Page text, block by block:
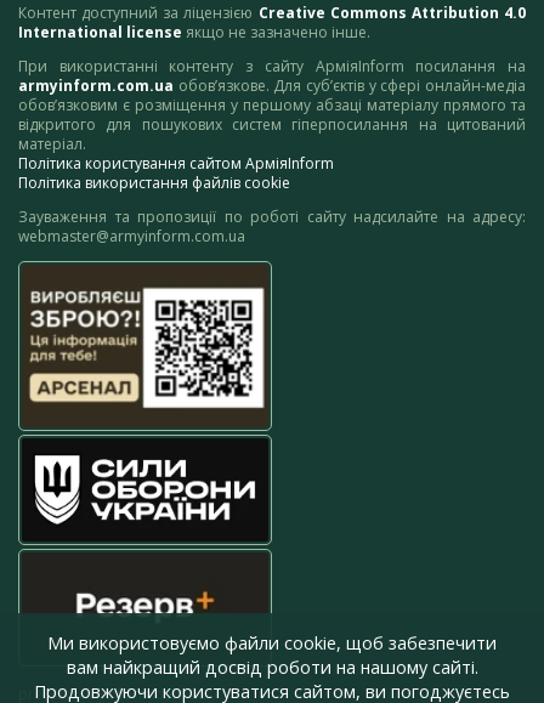
Контент доступний за ліцензією Creative Commons Attribution 4.0
International license якщо не зазначено інше.
При використанні контенту з сайту АрміяInform посилання на
armyinform.com.ua обов’язкове. Для суб’єктів у сфері онлайн-медіа
обов’язковим є розміщення у першому абзаці матеріалу прямого та
відкритого для пошукових систем гіперпосилання на цитований
матеріал.
Політика користування сайтом АрміяInform
Політика використання файлів cookie
Зауваження та пропозиції по роботі сайту надсилайте на адресу:
webmaster@armyinform.com.ua
press@armyinform.com.ua
Ми використовуємо файли cookie, щоб забезпечити
вам найкращий досвід роботи на нашому сайті.
Продовжуючи користуватися сайтом, ви погоджуєтесь